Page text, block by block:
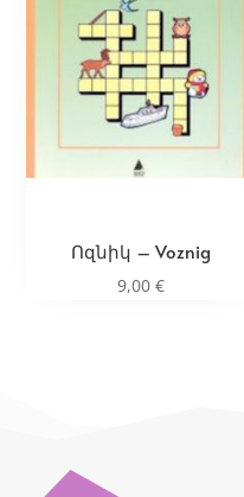
Ոզնիկ – Voznig
9,00€